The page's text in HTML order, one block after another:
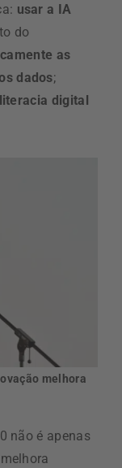
usar a IA
do
as
dados;
digital
melhora
não é apenas